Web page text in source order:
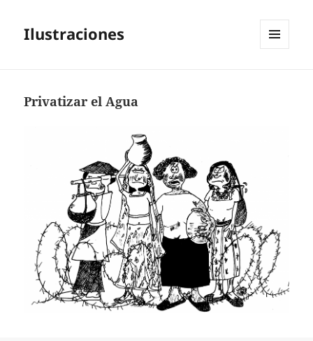
Ilustraciones
Privatizar el Agua